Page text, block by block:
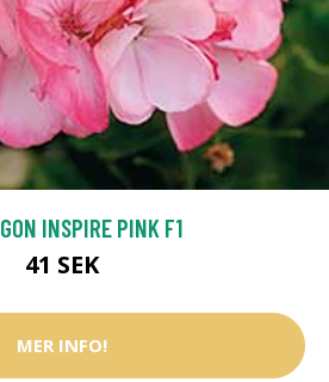
INSPIRE PINK F1
41 SEK
MER INFO!